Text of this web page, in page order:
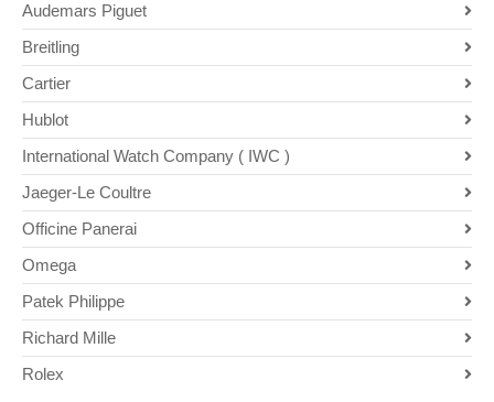
Audemars Piguet
Breitling
Cartier
Hublot
International Watch Company ( IWC )
Jaeger-Le Coultre
Officine Panerai
Omega
Patek Philippe
Richard Mille
Rolex